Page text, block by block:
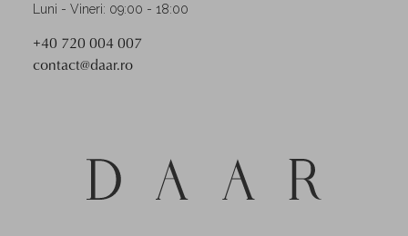
Luni - Vineri: 09:00 - 18:00
+40 720 004 007
contact@daar.ro